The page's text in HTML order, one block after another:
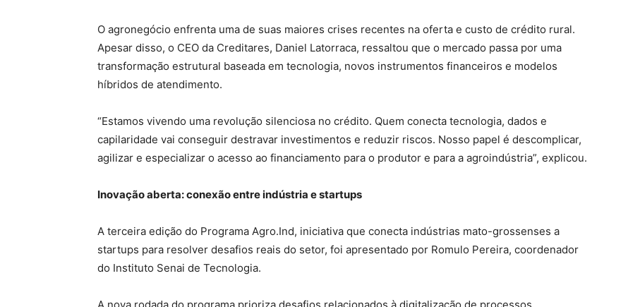
O agronegócio enfrenta uma de suas maiores crises recentes na oferta e custo de crédito rural.
Apesar disso, o CEO da Creditares, Daniel Latorraca, ressaltou que o mercado passa por uma
transformação estrutural baseada em tecnologia, novos instrumentos financeiros e modelos
híbridos de atendimento.
“Estamos vivendo uma revolução silenciosa no crédito. Quem conecta tecnologia, dados e
capilaridade vai conseguir destravar investimentos e reduzir riscos. Nosso papel é descomplicar,
agilizar e especializar o acesso ao financiamento para o produtor e para a agroindústria”, explicou.
Inovação aberta: conexão entre indústria e startups
A terceira edição do Programa Agro.Ind, iniciativa que conecta indústrias mato-grossenses a
startups para resolver desafios reais do setor, foi apresentado por Romulo Pereira, coordenador
do Instituto Senai de Tecnologia.
A nova rodada do programa prioriza desafios relacionados à digitalização de processos,